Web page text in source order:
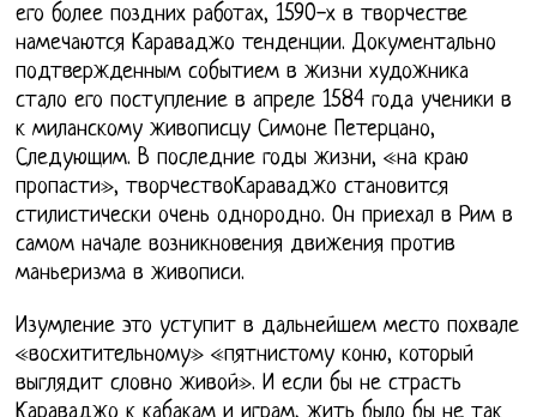
его более поздних работах, 1590-х в творчестве
намечаются Караваджо тенденции. Документально
подтвержденным событием в жизни художника
стало его поступление в апреле 1584 года ученики в
к миланскому живописцу Симоне Петерцано,
Следующим. В последние годы жизни, «на краю
пропасти», творчествоКараваджо становится
стилистически очень однородно. Он приехал в Рим в
самом начале возникновения движения против
маньеризма в живописи.
Изумление это уступит в дальнейшем место похвале
«восхитительному» «пятнистому коню, который
выглядит словно живой». И если бы не страсть